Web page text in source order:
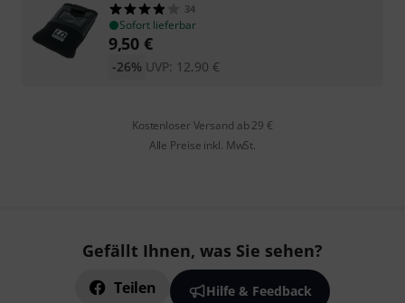
34
Sofort lieferbar
9,50 €
UVP: 12,90 €
-26%
Kostenloser Versand ab 29 €
Alle Preise inkl. MwSt.
Gefällt Ihnen, was Sie sehen?
Teilen Hilfe & Feedback